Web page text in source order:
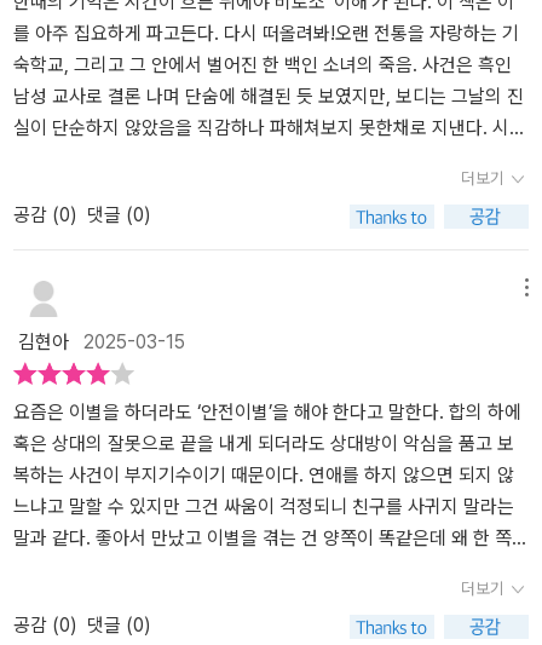
는 일반사람들..이런 시선들은 미디어를 통해 더 빨리 퍼져나가고 거
대해져서 마치 그게 사실일수밖에 없게 만들어버린다.이런 이야기들
지금 우리가 인터넷 창만 켜도 일어나고 있는 일들이 아니던가..23년
전 그랜비에서 살해당한 탈리아와 1년간 룸메이트였고 현재는 영화
의를 맡으며 23년만에 그곳으로 돌아오고..학생중 한명이 탈리아 사
건을 주제로 삼으면서..23년전 그랜비에서의 회상과 현재의 상황이
섞여 읽을때 집중하며 읽어야했다.범인으로 확정되에 교도소에 수감
중인 오마르..그리고 보니가 진짜 범인이라 생각하는 음악교사 DB.과
거 회상 이야기들에서 그 당시에 여학생들에게 행해지던 남학생들의
성범죄. 여성혐호. 그리고 인종차별. 직권남용 등 얼마나 말도 안되는
일들이 벌어졌었는지 그저 놀랄수 밖에 없었고..가끔씩 등장하는 지
금의 뉴스 사건들 역시 읽으면서도 분노가 치밀어 올랐다.우리가 매
일 마주하고 있는 미디어..그게 어떤 힘을 가졌는지..보니 역시 그로
인해 피해를 봤지만..이용할수밖에 없는 모습이 착찹했다고나 할까..
책을 다 읽고나서 다시 앞부분을 봤다. 그저 읽기 시작했을때는 아무
생각도 없었던 문장이 눈에 들어왔다.'소녀는 죽은 채로 태어났다. 그
에 나오는 것들, 그들은 그것들을 사랑한다.'#질문좀드리겠습니다#리
베카머카이 #황금가지
씬이 이어지며 사건의 흐름을 따라가다 어느 순간 일어서는 파도에
올라타고 결론에 이르는 서핑을 즐기고 있는 스스로를 발견하게 해주
는 꽤 만족스런 마무리를 선사합니다. “열여덟 살에게는 한 달이 몇
년이다. 탈리아의 죽음과 푸자의 밤마실, 오클라오마시티 폭탄 테러,
고, 이 모든 것은 어느 분주한 봄날의 소동이었고 심리적으로 특별히
가깝게 느껴지지는 않았다.” -p.316 “그런 일들에 대해서는 침묵해
야 한다는 규칙이 있었어. 남자애들다. 어딜 가든 한데 뭉쳐 눈에 보이
지 않는 벽을 만들었지.” -p.469리베카 머카이가 지금 펼쳐 보이는
과거를 향한 시선을 담은 이야기는 하나의 문장이나 단어로 표현할
수 없는 다양한 층위의 시대와 젠더, 그 시절의 고민과 치기가 담겨있
습니다. 다만, 그 이야기를 통해서 기억과 지각, 정의와 책임, 페미니
즘과 젠더 역학, 과거의 무게 등의 복잡다단한 토론의 주제를 던져주
는 구석이 다분합니다. 그래서 독자의 배경에 따라 이야기는 균열을
만들어내고 다르게 읽혀질 수 있겠다 싶었습니다. 어떤 시선으로 바
라볼지 결정하라고 강요하진 않지만 각자의 다른 스핀오프된 이야기
를 기억하거나 재구성할 여지를 만들어줍니다.#질문좀드리겠습니다
를 아주 집요하게 파고든다. 다시 떠올려봐!오랜 전통을 자랑하는 기
숙학교, 그리고 그 안에서 벌어진 한 백인 소녀의 죽음. 사건은 흑인
남성 교사로 결론 나며 단숨에 해결된 듯 보였지만, 보디는 그날의 진
실이 단순하지 않았음을 직감하나 파해쳐보지 못한채로 지낸다. 시간
그날의 일을 재 조명하며 정말 진실이 무엇인지를 찾아나선다.이 작
품은 단순한 추적극이 아니다. 그루밍 성범죄, 왜곡된 젠더 시선, 언론
의 자극적 소비 방식. 작가는 하나의 살인사건을 통해 우리가 외면해
온 많은 것들을 날카롭게 끌어올린다.읽는 내내 생각했다. ‘그땐 몰랐
던 것들’이 얼마나 많은지를. '그땐 그래도 되는 줄 알았던 것들'이 얼
마나 많았는지를.문장 사이를 유영하는 듯한 과거와 현재가 교차되는
편집에 혼란스러웠다. 읽는 데 압도적으로 오랜 시간이 걸린 책이다.
500페이지 소설을 읽으면 보통 5시간 정도 걸리는데, 이 책은 거의 1
2시간이 걸렸다. 나의 독서 스케줄을 마비시킨 책이다. 일단 정서적,
문화적 차이에서 오는 괴리가 컸다. 학생들이 술을 마시고 마약을 한
다. 누구와 잠을 잤고 생리를 안 하는지 서슴없이 말한다. 이래도 되는
걸까? 게다가 남자 아이들에게 받은 성차별적인 폭행에 대해 이야기
는 행위는 무엇을 말하고자 함이었을까 하는 의문이 들었다. 그래서
읽은 부분이 이해가 안가면 앞 부분을 다시보고, 이를 반복하느라 매
더보기
공감 (0) 댓글 (0)
김현아 2025-03-15
요즘은 이별을 하더라도 ‘안전이별’을 해야 한다고 말한다. 합의 하에
혹은 상대의 잘못으로 끝을 내게 되더라도 상대방이 악심을 품고 보
복하는 사건이 부지기수이기 때문이다. 연애를 하지 않으면 되지 않
느냐고 말할 수 있지만 그건 싸움이 걱정되니 친구를 사귀지 말라는
말과 같다. 좋아서 만났고 이별을 겪는 건 양쪽이 똑같은데 왜 한 쪽에
외에도 다른 남자들과 자고 다녔다. 그러면서도 거식증에 걸려 그들
이 요구하는 자신의 외관을 유지하는 데 집착한다. 그녀가 아름다운
더보기
공감 (0) 댓글 (0)